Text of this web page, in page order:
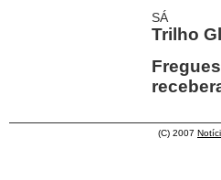
SÁ
Trilho
(C) 2007